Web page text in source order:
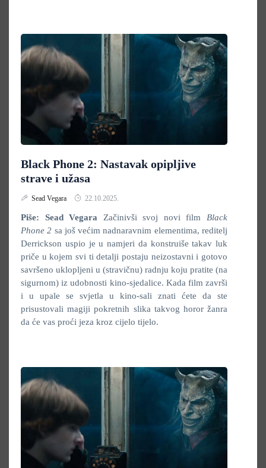
Black Phone 2: Nastavak opipljive
strave i užasa
Sead Vegara 22.10.2025.
Piše: Sead Vegara Začinivši svoj novi film Black
Phone 2 sa još većim nadnaravnim elementima, reditelj
Derrickson uspio je u namjeri da konstruiše takav luk
priče u kojem svi ti detalji postaju neizostavni i gotovo
savršeno uklopljeni u (stravičnu) radnju koju pratite (na
sigurnom) iz udobnosti kino-sjedalice. Kada film završi
i u upale se svjetla u kino-sali znati ćete da ste
prisustovali magiji pokretnih slika takvog horor žanra
da će vas proći jeza kroz cijelo tijelo.